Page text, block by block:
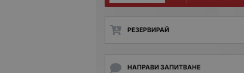
РЕЗЕРВИРАЙ
НАПРАВИ ЗАПИТВАНЕ